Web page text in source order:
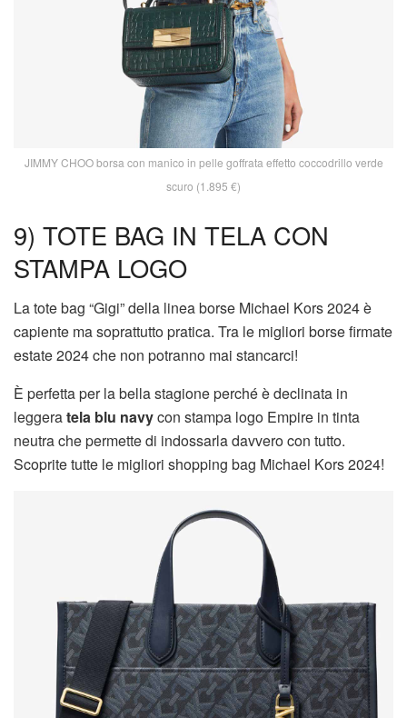
JIMMY CHOO borsa con manico in pelle goffrata effetto coccodrillo verde
scuro (1.895 €)
9) TOTE BAG IN TELA CON
STAMPA LOGO
La tote bag “Gigi” della linea borse Michael Kors 2024 è
capiente ma soprattutto pratica. Tra le migliori borse firmate
estate 2024 che non potranno mai stancarci!
È perfetta per la bella stagione perché è declinata in
leggeratela blu navycon stampa logo Empire in tinta
neutra che permette di indossarla davvero con tutto.
Scoprite tutte le migliori shopping bag Michael Kors 2024!